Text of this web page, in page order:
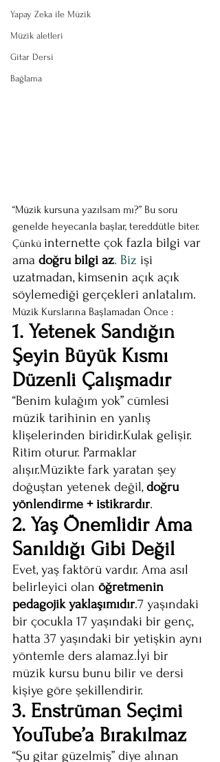
Yapay Zeka ile Müzik
Müzik aletleri
Gitar Dersi
Bağlama
“Müzik kursuna yazılsam mı?” Bu soru
genelde heyecanla başlar, tereddütle biter.
Çünkü internette çok fazla bilgi var
ama doğru bilgi az. Biz işi
uzatmadan, kimsenin açık açık
söylemediği gerçekleri anlatalım.
Müzik Kurslarına Başlamadan Önce :
1. Yetenek Sandığın
Şeyin Büyük Kısmı
Düzenli Çalışmadır
“Benim kulağım yok” cümlesi
müzik tarihinin en yanlış
klişelerinden biridir.Kulak gelişir.
Ritim oturur. Parmaklar
alışır.Müzikte fark yaratan şey
doğuştan yetenek değil, doğru
yönlendirme + istikrardır.
2. Yaş Önemlidir Ama
Sanıldığı Gibi Değil
Evet, yaş faktörü vardır. Ama asıl
belirleyici olan öğretmenin
pedagojik yaklaşımıdır.7 yaşındaki
bir çocukla 17 yaşındaki bir genç,
hatta 37 yaşındaki bir yetişkin aynı
yöntemle ders alamaz.İyi bir
müzik kursu bunu bilir ve dersi
kişiye göre şekillendirir.
3. Enstrüman Seçimi
YouTube’a Bırakılmaz
“Şu gitar güzelmiş” diye alınan